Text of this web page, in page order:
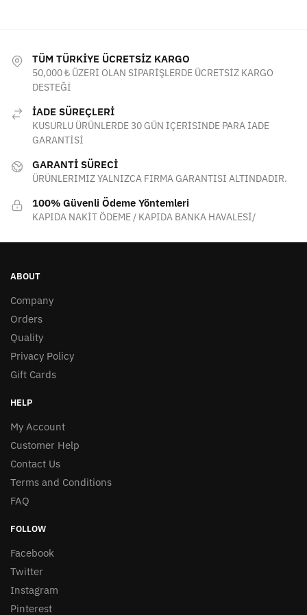
TÜM TÜRKİYE ÜCRETSİZ KARGO
50,000 ₺ ÜZERİ OLAN SİPARİŞLERDE ÜCRETSİZ KARGO
DESTEĞİ
İADE SÜREÇLERİ
KUSURLU ÜRÜNLERDE 30 GÜN İÇERİSİNDE PARA İADE
GARANTİSİ
GARANTİ SÜRECİ
ÜRÜNLERİMİZ YALNIZCA FİRMA GARANTİSİ ALTINDADIR.
100% Güvenli Ödeme Yöntemleri
KAPIDA NAKİT ÖDEME / KAPIDA BANKA HAVALESİ/
ABOUT
Company
Orders
Quality
Privacy Policy
Gift Cards
HELP
My Account
Customer Help
Contact Us
Terms and Conditions
FAQ
FOLLOW
Facebook
Twitter
Instagram
Pinterest